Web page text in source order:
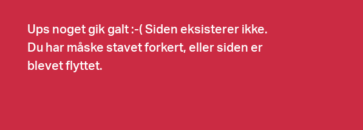
Ups noget gik galt :-( Siden eksisterer ikke.
Du har måske stavet forkert, eller siden er
blevet flyttet.